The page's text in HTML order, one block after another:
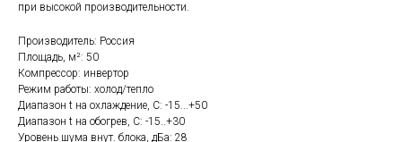
при высокой производительности.
Производитель: Россия
Площадь, м²: 50
Компрессор: инвертор
Режим работы: холод/тепло
Диапазон t на охлаждение, С: -15...+50
Диапазон t на обогрев, С: -15..+30
Уровень шума внут. блока, дБа: 28